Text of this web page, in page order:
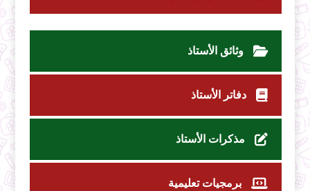
وثائق الأستاذ
دفاتر الأستاذ
مذكرات الأستاذ
برمجيات تعليمية